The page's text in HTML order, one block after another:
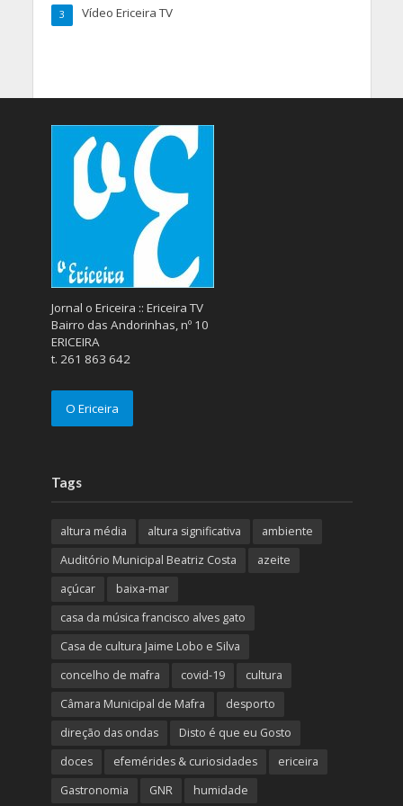
Vídeo Ericeira TV
3
Jornal o Ericeira :: Ericeira TV
Bairro das Andorinhas, nº 10
ERICEIRA
t. 261 863 642
O Ericeira
Tags
altura média altura significativa
ambiente
Auditório Municipal Beatriz Costa
azeite
açúcar
baixa-mar
casa da música francisco alves gato
Casa de cultura Jaime Lobo e Silva
concelho de mafra
covid-19
cultura
Câmara Municipal de Mafra
desporto
direção das ondas
Disto é que eu Gosto
doces
efemérides & curiosidades
ericeira
Gastronomia
GNR humidade